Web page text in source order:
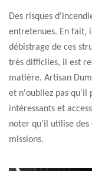
Des risques
entretenues. En fait,
débistrage de ces
très difficiles, il est
matière. Artisan
et n'oubliez pas qu'il
intéressants et
noter qu'il utilise des
missions.